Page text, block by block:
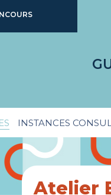
INSTANCES
Atelier